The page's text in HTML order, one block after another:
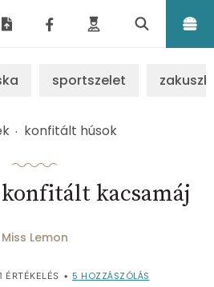
sportszelet
konfitált húsok
kacsamáj
Miss Lemon
ÉRTÉKELÉS • 5 HOZZÁSZÓLÁS